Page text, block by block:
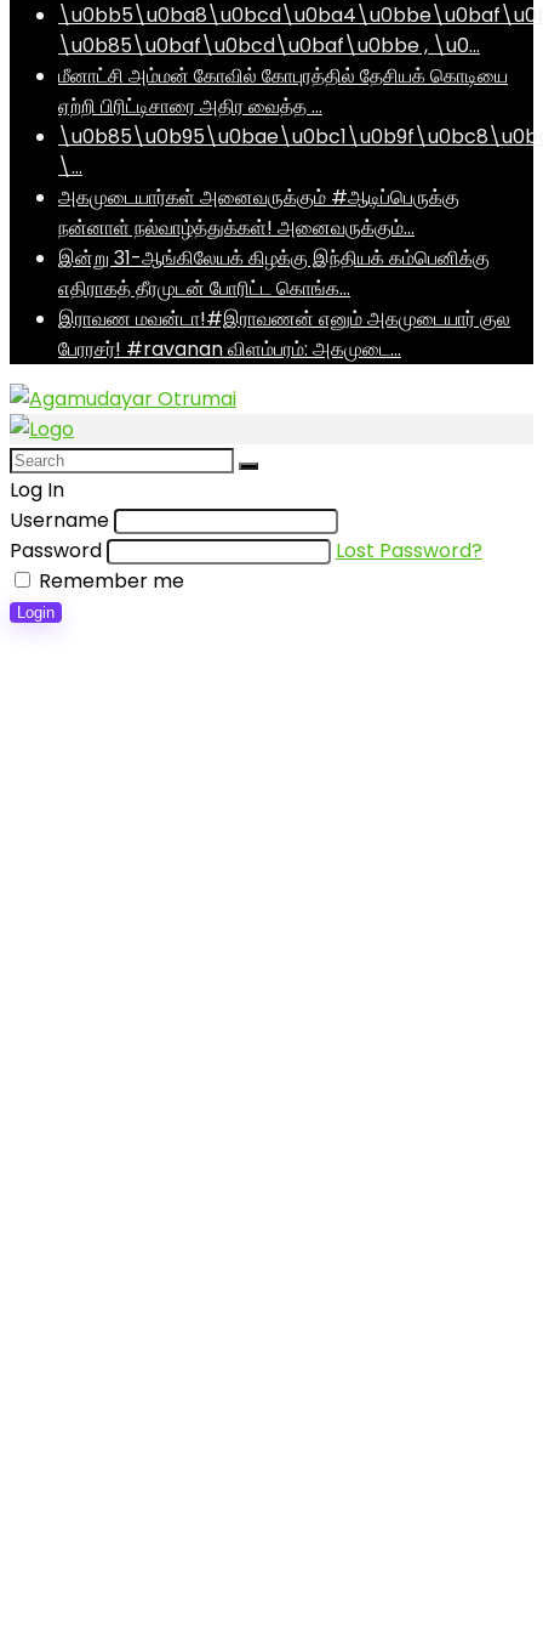
\u0b85\u0baf\u0bcd\u0baf\u0bbe , \u0…
மீனாட்சி அம்மன் கோவில் கோபுரத்தில் தேசியக் கொடியை
ஏற்றி பிரிட்டிசாரை அதிர வைத்த …
\…
அகமுடையார்கள் அனைவருக்கும் #ஆடிப்பெருக்கு
நன்னாள் நல்வாழ்த்துக்கள்! அனைவருக்கும்…
இன்று 31-ஆங்கிலேயக் கிழக்கு இந்தியக் கம்பெனிக்கு
எதிராகத் தீரமுடன் போரிட்ட கொங்க…
இராவண மவன்டா!#இராவணன் எனும் அகமுடையார் குல
பேரரசர்! #ravanan விளம்பரம்: அகமுடை…
Log In
Username
Password
Lost Password?
Remember me
Login